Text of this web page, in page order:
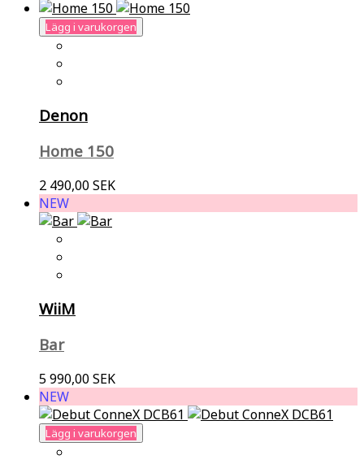
Lägg i varukorgen
Denon
Home 150
2 490,00 SEK
NEW
WiiM
Bar
5 990,00 SEK
NEW
Lägg i varukorgen